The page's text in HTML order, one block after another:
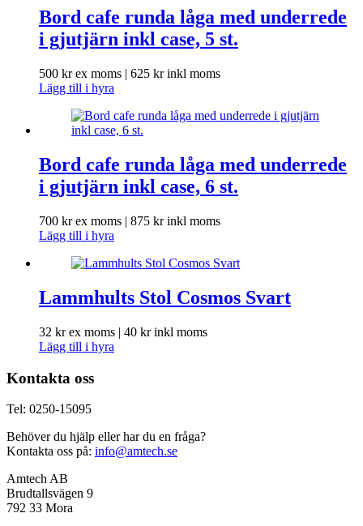
Bord cafe runda låga med underrede
i gjutjärn inkl case, 5 st.
500 krex moms | 625 krinkl moms
Lägg till i hyra
Bord cafe runda låga med underrede
i gjutjärn inkl case, 6 st.
700 krex moms | 875 krinkl moms
Lägg till i hyra
Lammhults Stol Cosmos Svart
32 krex moms | 40 krinkl moms
Lägg till i hyra
Kontakta oss
Tel: 0250-15095
Behöver du hjälp eller har du en fråga?
Kontakta oss på: info@amtech.se
Amtech AB
Brudtallsvägen 9
792 33 Mora